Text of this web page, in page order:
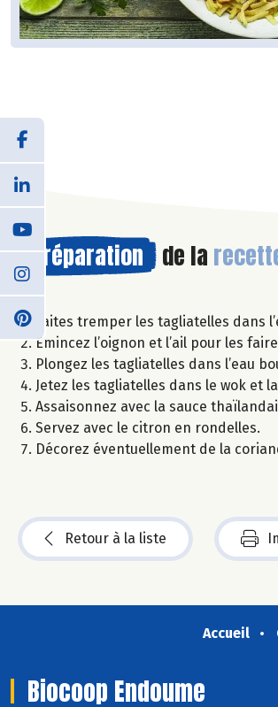
Préparation de la
Faites tremper les tagliatelles dans
Émincez l’oignon et l’ail pour les
Plongez les tagliatelles dans l’eau
Jetez les tagliatelles dans le wok et
Assaisonnez avec la sauce
Servez avec le citron en rondelles.
Décorez éventuellement de la
Retour à la liste
Accueil
Biocoop Endoume